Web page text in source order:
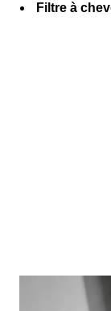
Filtre à